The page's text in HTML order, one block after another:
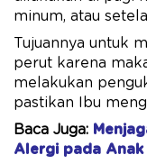
minum, atau
Tujuannya untuk
perut karena
melakukan
pastikan Ibu
Baca Juga:
Alergi pada Anak